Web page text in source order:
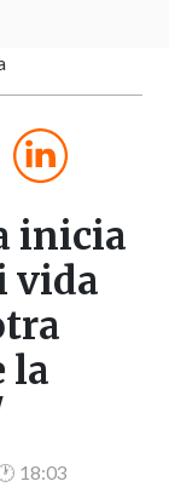
inicia
vida
la
18:03